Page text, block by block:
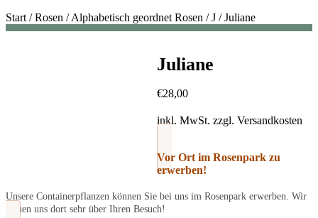
Start /Rosen /Alphabetisch geordnet Rosen /J /Juliane
Juliane
€28,00
inkl. MwSt. zzgl. Versandkosten
Vor Ort im Rosenpark zu
erwerben!
Unsere Containerpflanzen können Sie bei uns im Rosenpark erwerben. Wir
freuen uns dort sehr über Ihren Besuch!